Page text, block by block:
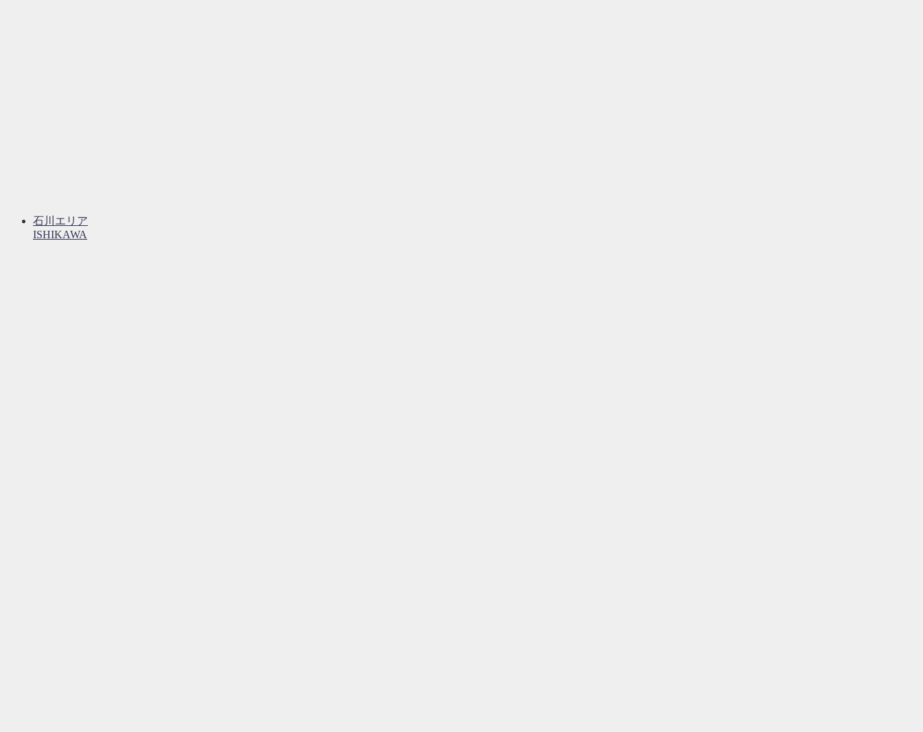
石川エリア
ISHIKAWA